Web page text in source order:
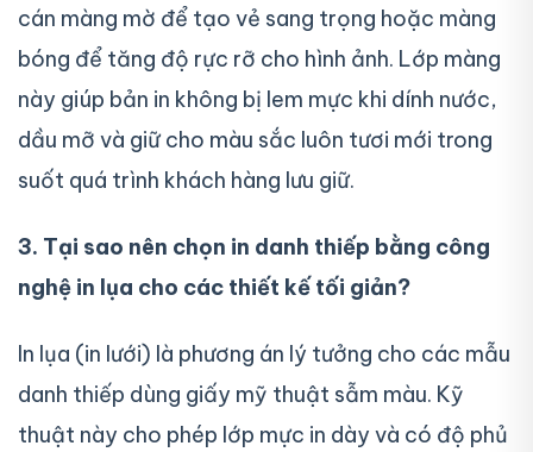
cán màng mờ để tạo vẻ sang trọng hoặc màng
bóng để tăng độ rực rỡ cho hình ảnh. Lớp màng
này giúp bản in không bị lem mực khi dính nước,
dầu mỡ và giữ cho màu sắc luôn tươi mới trong
suốt quá trình khách hàng lưu giữ.
3. Tại sao nên chọn in danh thiếp bằng công
nghệ in lụa cho các thiết kế tối giản?
In lụa (in lưới) là phương án lý tưởng cho các mẫu
danh thiếp dùng giấy mỹ thuật sẫm màu. Kỹ
thuật này cho phép lớp mực in dày và có độ phủ